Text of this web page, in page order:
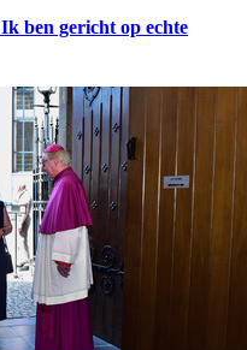
ben gericht op echte